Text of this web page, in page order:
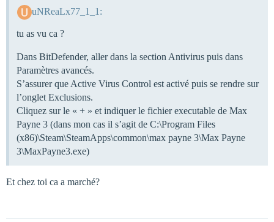
uNReaLx77_1_1:
tu as vu ca ?
Dans BitDefender, aller dans la section Antivirus puis dans
Paramètres avancés.
S’assurer que Active Virus Control est activé puis se rendre sur
l’onglet Exclusions.
Cliquez sur le « + » et indiquer le fichier executable de Max
Payne 3 (dans mon cas il s’agit de C:\Program Files
(x86)\Steam\SteamApps\common\max payne 3\Max Payne
3\MaxPayne3.exe)
Et chez toi ca a marché?